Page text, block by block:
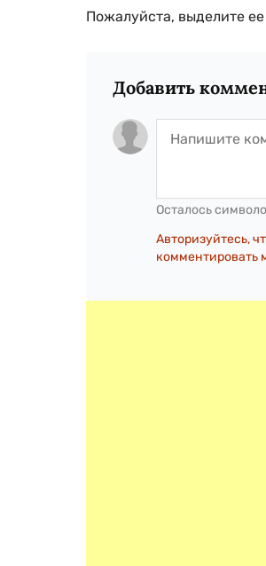
Пожалуйста, выделите
Добавить
Осталось
Авторизуйтесь,
комментировать